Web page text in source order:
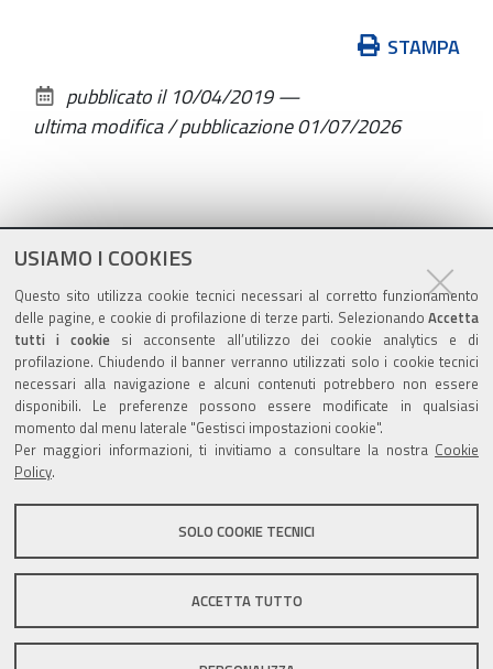
USIAMO I COOKIES
Questo sito utilizza cookie tecnici necessari al corretto funzionamento
delle pagine, e cookie di profilazione di terze parti. Selezionando Accetta
tutti i cookiesi acconsente all’utilizzo dei cookie analytics e di
profilazione. Chiudendo il banner verranno utilizzati solo i cookie tecnici
necessari alla navigazione e alcuni contenuti potrebbero non essere
disponibili. Le preferenze possono essere modificate in qualsiasi
momento dal menu laterale "Gestisci impostazioni cookie".
Per maggiori informazioni, ti invitiamo a consultare la nostra Cookie
Policy.
SOLO COOKIE TECNICI
ACCETTA TUTTO
documento
STAMPA
pubblicato il 10/04/2019—
ultima modifica / pubblicazione01/07/2026
Contatti
Azienda Unità Sanitaria Locale di Ferrara
via Cassoli, 30 - 44121 FERRARA
C.F e P.IVA 01295960387
Mappa del sito Privacy Credits Redazione